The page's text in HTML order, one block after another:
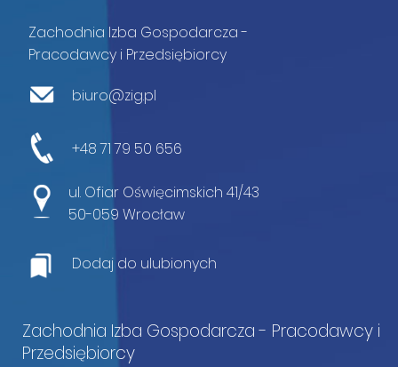
Zachodnia Izba Gospodarcza -
Pracodawcy i Przedsiębiorcy
biuro@zig.pl
+48 71 79 50 656
ul. Ofiar Oświęcimskich 41/43
50-059 Wrocław
Dodaj do ulubionych
Zachodnia Izba Gospodarcza - Pracodawcy i
Przedsiębiorcy